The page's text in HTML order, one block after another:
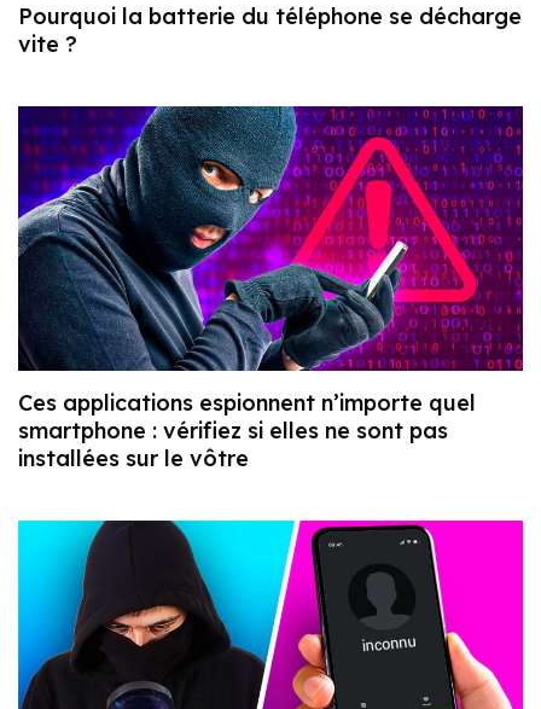
Pourquoi la batterie du téléphone se décharge
vite ?
Ces applications espionnent n’importe quel
smartphone : vérifiez si elles ne sont pas
installées sur le vôtre